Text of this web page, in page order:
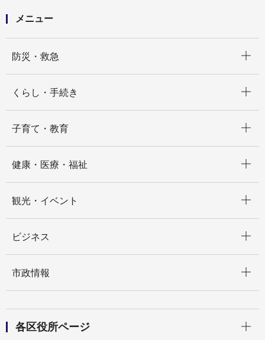
メニュー
防災・救急
くらし・手続き
子育て・教育
健康・医療・福祉
観光・イベント
ビジネス
市政情報
各区役所ページ